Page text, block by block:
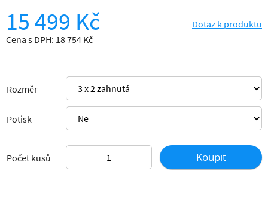
15 499 Kč
Cena s DPH: 18 754 Kč
Dotaz k produktu
Rozměr
Potisk
Počet kusů Koupit